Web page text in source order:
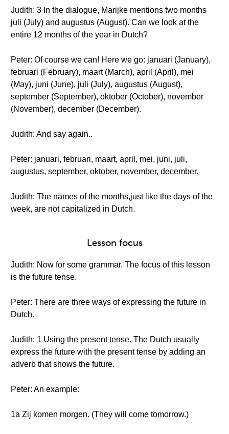
Judith: 3 In the dialogue, Marijke mentions two months
juli (July) and augustus (August). Can we look at the
entire 12 months of the year in Dutch?
Peter: Of course we can! Here we go: januari (January),
februari (February), maart (March), april (April), mei
(May), juni (June), juli (July), augustus (August),
september (September), oktober (October), november
(November), december (December).
Judith: And say again..
Peter: januari, februari, maart, april, mei, juni, juli,
augustus, september, oktober, november, december.
Judith: The names of the months,just like the days of the
week, are not capitalized in Dutch.
Lesson focus
Judith: Now for some grammar. The focus of this lesson
is the future tense.
Peter: There are three ways of expressing the future in
Dutch.
Judith: 1 Using the present tense. The Dutch usually
express the future with the present tense by adding an
adverb that shows the future.
Peter: An example:
1a Zij komen morgen. (They will come tomorrow.)